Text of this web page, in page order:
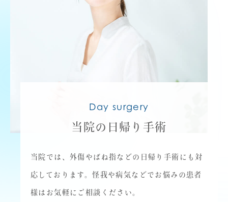
Day surgery
当院の日帰り手術
当院では、外傷やばね指などの日帰り手術にも対
応しております。怪我や病気などでお悩みの患者
様はお気軽にご相談ください。